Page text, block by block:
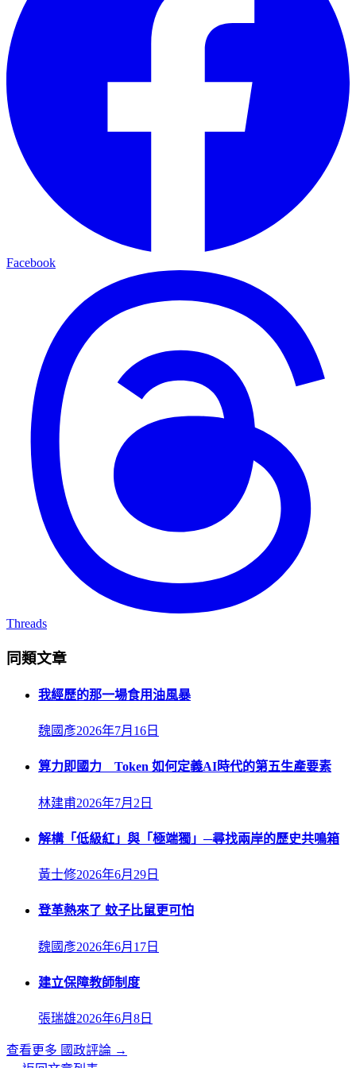
Facebook
Threads
同類文章
我經歷的那一場食用油風暴
魏國彥2026年7月16日
算力即國力 Token 如何定義AI時代的第五生產要素
林建甫2026年7月2日
解構「低級紅」與「極端獨」─尋找兩岸的歷史共鳴箱
黃士修2026年6月29日
登革熱來了 蚊子比鼠更可怕
魏國彥2026年6月17日
建立保障教師制度
張瑞雄2026年6月8日
查看更多 國政評論 →